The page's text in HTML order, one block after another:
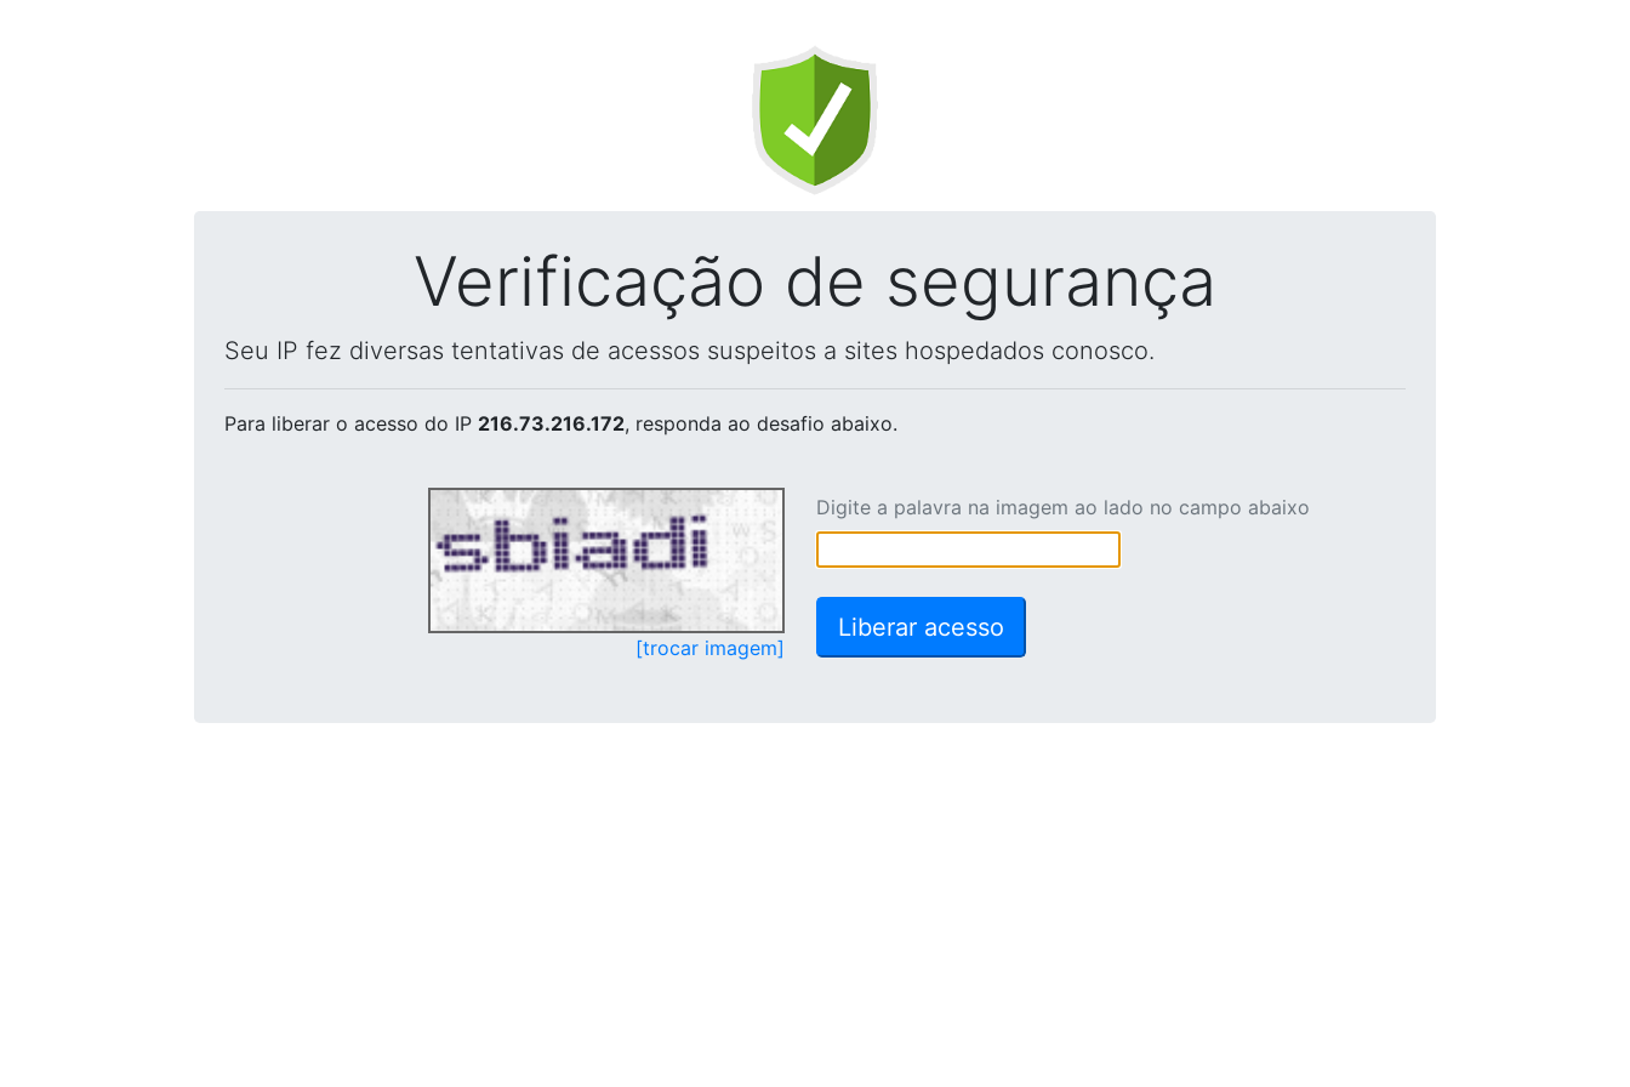
Verificação de segurança
Seu IP fez diversas tentativas de acessos suspeitos a sites hospedados conosco.
Para liberar o acesso do IP 216.73.216.172, responda ao desafio abaixo.
[trocar imagem]
Digite a palavra na imagem ao lado no campo abaixo